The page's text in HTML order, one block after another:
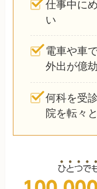
仕事中に
い
電車や車
外出が億
何科を受
院を転々